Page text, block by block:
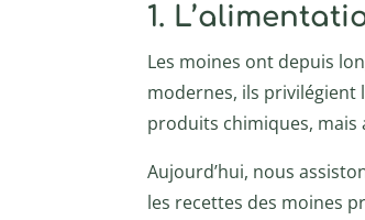
1.
Les moines ont depuis
modernes, ils privilégient
produits chimiques, mais
Aujourd’hui, nous
les recettes des moines